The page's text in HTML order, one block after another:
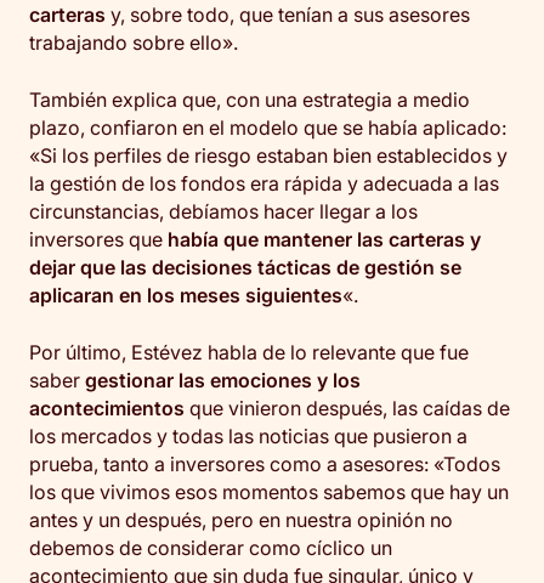
carteras y, sobre todo, que tenían a sus asesores
trabajando sobre ello».
También explica que, con una estrategia a medio
plazo, confiaron en el modelo que se había aplicado:
«Si los perfiles de riesgo estaban bien establecidos y
la gestión de los fondos era rápida y adecuada a las
circunstancias, debíamos hacer llegar a los
inversores que había que mantener las carteras y
dejar que las decisiones tácticas de gestión se
aplicaran en los meses siguientes«.
Por último, Estévez habla de lo relevante que fue
saber gestionar las emociones y los
acontecimientos que vinieron después, las caídas de
los mercados y todas las noticias que pusieron a
prueba, tanto a inversores como a asesores: «Todos
los que vivimos esos momentos sabemos que hay un
antes y un después, pero en nuestra opinión no
debemos de considerar como cíclico un
acontecimiento que sin duda fue singular, único y